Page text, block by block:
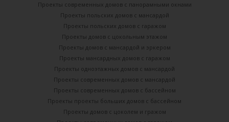
Проекты современных домов с панорамными окнами
Проекты польских домов с мансардой
Проекты польских домов с гаражом
Проекты домов с цокольным этажом
Проекты домов с мансардой и эркером
Проекты мансардных домов с гаражом
Проекты одноэтажных домов с мансардой
Проекты современных домов с мансардой
Проекты современных домов с бассейном
Проекты проекты больших домов с бассейном
Проекты домов с цоколем и гражом